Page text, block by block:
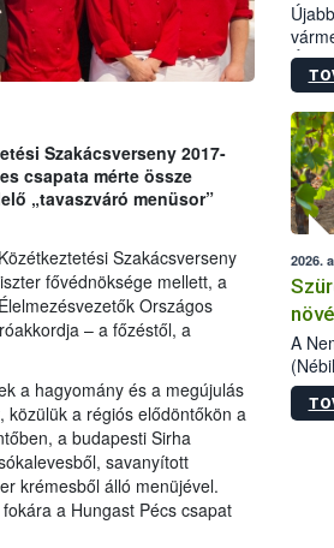
Szakácsverseny 2017-
csapata mérte össze
„tavaszváró menüsor”
Szakácsverseny
fővédnöksége mellett, a
Országos
– a főzéstől, a
a hagyomány és a megújulás
közülük a régiós elődöntőkön a
a budapesti Sirha
savanyított
krémesből álló menüjével.
a Hungast Pécs csapat
2026.
A